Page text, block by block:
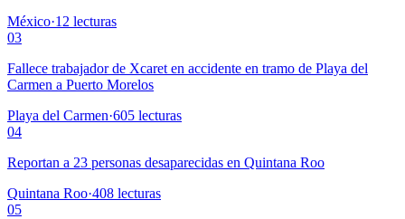
México·12 lecturas
03
Fallece trabajador de Xcaret en accidente en tramo de Playa del
Carmen a Puerto Morelos
Playa del Carmen·605 lecturas
04
Reportan a 23 personas desaparecidas en Quintana Roo
Quintana Roo·408 lecturas
05